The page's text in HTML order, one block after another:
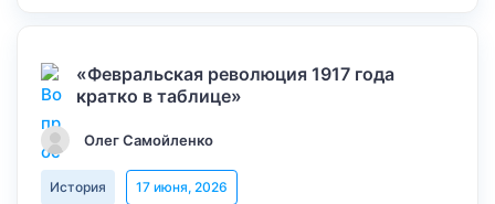
«Февральская революция 1917 года
кратко в таблице»
Олег Самойленко
История 17 июня, 2026